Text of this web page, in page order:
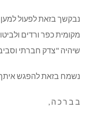
נבקשך בזאת לפעול
מקומית כפר ורדים
שיהיה "צדק חברתי
נשמח בזאת להפגש איתך
ב ב ר כ ה ,